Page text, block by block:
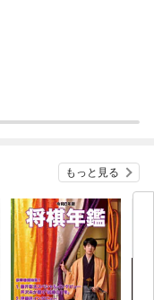
もっと見る